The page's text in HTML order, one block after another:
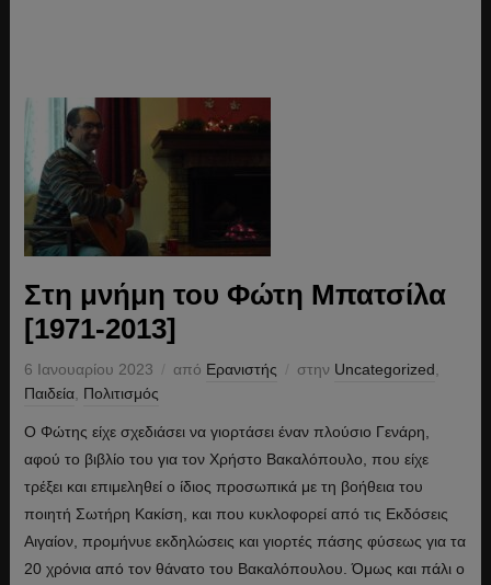
Στη μνήμη του Φώτη Μπατσίλα
[1971-2013]
6 Ιανουαρίου 2023 από Ερανιστής στην Uncategorized
Παιδεία, Πολιτισμός
Ο Φώτης είχε σχεδιάσει να γιορτάσει έναν πλούσιο Γενάρη,
αφού το βιβλίο του για τον Χρήστο Βακαλόπουλο, που είχε
τρέξει και επιμεληθεί ο ίδιος προσωπικά με τη βοήθεια του
ποιητή Σωτήρη Κακίση, και που κυκλοφορεί από τις Εκδόσεις
Αιγαίον, προμήνυε εκδηλώσεις και γιορτές πάσης φύσεως για τα
20 χρόνια από τον θάνατο του Βακαλόπουλου. Όμως και πάλι ο